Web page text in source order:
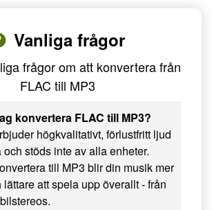
Vanliga frågor
frågor om att konvertera från
FLAC till MP3
konvertera FLAC till MP3?
högkvalitativt, förlustfritt ljud
och stöds inte av alla enheter.
till MP3 blir din musik mer
att spela upp överallt - från